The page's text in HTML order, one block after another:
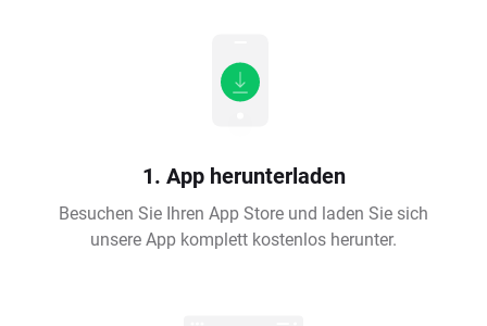
1. App herunterladen
Besuchen Sie Ihren App Store und laden Sie sich
unsere App komplett kostenlos herunter.